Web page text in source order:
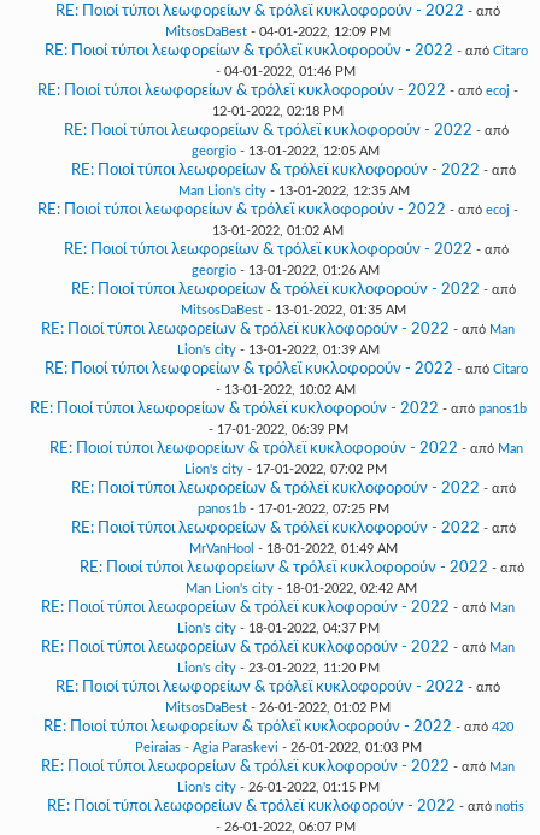
RE: Ποιοί τύποι λεωφορείων & τρόλεϊ κυκλοφορούν - 2022 - από
MitsosDaBest - 04-01-2022, 12:09 PM
RE: Ποιοί τύποι λεωφορείων & τρόλεϊ κυκλοφορούν - 2022 - από Citaro
- 04-01-2022, 01:46 PM
RE: Ποιοί τύποι λεωφορείων & τρόλεϊ κυκλοφορούν - 2022 - από ecoj -
12-01-2022, 02:18 PM
RE: Ποιοί τύποι λεωφορείων & τρόλεϊ κυκλοφορούν - 2022 - από
georgio - 13-01-2022, 12:05 AM
RE: Ποιοί τύποι λεωφορείων & τρόλεϊ κυκλοφορούν - 2022 - από
Man Lion's city- 13-01-2022, 12:35 AM
RE: Ποιοί τύποι λεωφορείων & τρόλεϊ κυκλοφορούν - 2022 - από ecoj -
13-01-2022, 01:02 AM
RE: Ποιοί τύποι λεωφορείων & τρόλεϊ κυκλοφορούν - 2022 - από
georgio - 13-01-2022, 01:26 AM
RE: Ποιοί τύποι λεωφορείων & τρόλεϊ κυκλοφορούν - 2022 - από
MitsosDaBest - 13-01-2022, 01:35 AM
RE: Ποιοί τύποι λεωφορείων & τρόλεϊ κυκλοφορούν - 2022 - από Man
Lion's city- 13-01-2022, 01:39 AM
RE: Ποιοί τύποι λεωφορείων & τρόλεϊ κυκλοφορούν - 2022 - από Citaro
- 13-01-2022, 10:02 AM
RE: Ποιοί τύποι λεωφορείων & τρόλεϊ κυκλοφορούν - 2022 - από panos1b
- 17-01-2022, 06:39 PM
RE: Ποιοί τύποι λεωφορείων & τρόλεϊ κυκλοφορούν - 2022 - από Man
Lion's city - 17-01-2022, 07:02 PM
RE: Ποιοί τύποι λεωφορείων & τρόλεϊ κυκλοφορούν - 2022 - από
panos1b - 17-01-2022, 07:25 PM
RE: Ποιοί τύποι λεωφορείων & τρόλεϊ κυκλοφορούν - 2022 - από
MrVanHool - 18-01-2022, 01:49 AM
RE: Ποιοί τύποι λεωφορείων & τρόλεϊ κυκλοφορούν - 2022 - από
Man Lion's city - 18-01-2022, 02:42 AM
RE: Ποιοί τύποι λεωφορείων & τρόλεϊ κυκλοφορούν - 2022 - από Man
Lion's city- 18-01-2022, 04:37 PM
RE: Ποιοί τύποι λεωφορείων & τρόλεϊ κυκλοφορούν - 2022 - από Man
Lion's city- 23-01-2022, 11:20 PM
RE: Ποιοί τύποι λεωφορείων & τρόλεϊ κυκλοφορούν - 2022 - από
MitsosDaBest - 26-01-2022, 01:02 PM
RE: Ποιοί τύποι λεωφορείων & τρόλεϊ κυκλοφορούν - 2022 - από 420
Peiraias - Agia Paraskevi - 26-01-2022, 01:03 PM
RE: Ποιοί τύποι λεωφορείων & τρόλεϊ κυκλοφορούν - 2022 - από Man
Lion's city- 26-01-2022, 01:15 PM
RE: Ποιοί τύποι λεωφορείων & τρόλεϊ κυκλοφορούν - 2022 - από notis
- 26-01-2022, 06:07 PM